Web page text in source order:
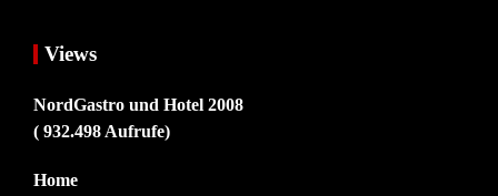
Views
NordGastro und Hotel 2008
( 932.498 Aufrufe)
Home